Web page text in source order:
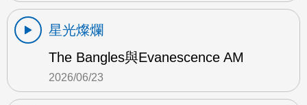
星光燦爛
The Bangles與Evanescence AM
2026/06/23